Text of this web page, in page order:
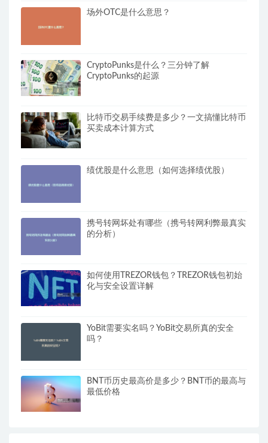
场外OTC是什么意思？
CryptoPunks是什么？三分钟了解
CryptoPunks的起源
比特币交易手续费是多少？一文搞懂比特币
买卖成本计算方式
绩优股是什么意思（如何选择绩优股）
携号转网坏处有哪些（携号转网利弊最真实
的分析）
如何使用TREZOR钱包？TREZOR钱包初始
化与安全设置详解
YoBit需要实名吗？YoBit交易所真的安全
吗？
BNT币历史最高价是多少？BNT币的最高与
最低价格